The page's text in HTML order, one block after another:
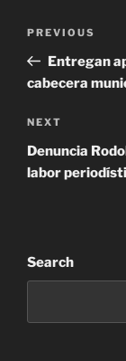
Previous
Post
PREVIOUS
Entregan
cabecera
Next
Post
NEXT
Denuncia
labor
Search